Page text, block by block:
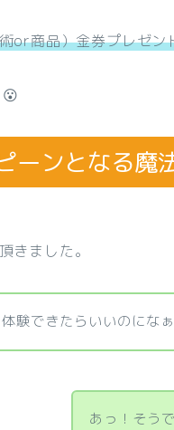
or商品）金券プレゼン
ーンとなる魔
きました。
験できたらいいのになぁ
あっ！そう